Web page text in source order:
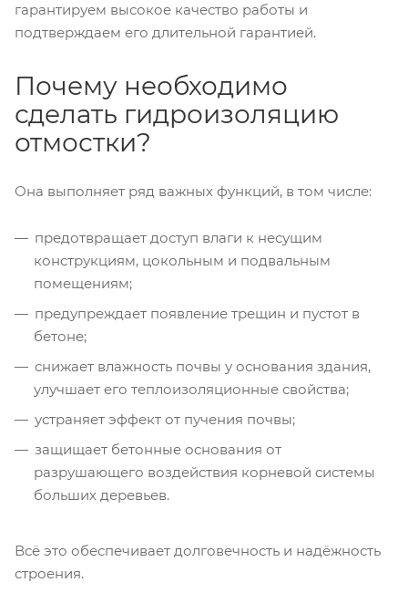
гарантируем высокое качество работы и
подтверждаем его длительной гарантией.
Почему необходимо
сделать гидроизоляцию
отмостки?
Она выполняет ряд важных функций, в том числе:
предотвращает доступ влаги к несущим
конструкциям, цокольным и подвальным
помещениям;
предупреждает появление трещин и пустот в
бетоне;
снижает влажность почвы у основания здания,
улучшает его теплоизоляционные свойства;
устраняет эффект от пучения почвы;
защищает бетонные основания от
разрушающего воздействия корневой системы
больших деревьев.
Всё это обеспечивает долговечность и надёжность
строения.